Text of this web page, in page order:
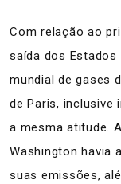
Com relação ao
saída dos Estados
mundial de gases
de Paris, inclusive
a mesma atitude.
Washington havia
suas emissões,